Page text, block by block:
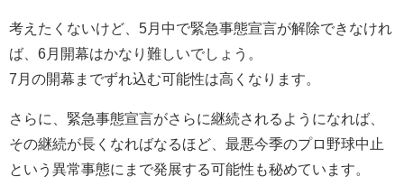
考えたくないけど、5月中で緊急事態宣言が解除できなけれ
ば、6月開幕はかなり難しいでしょう。
7月の開幕までずれ込む可能性は高くなります。
さらに、緊急事態宣言がさらに継続されるようになれば、
その継続が長くなればなるほど、最悪今季のプロ野球中止
という異常事態にまで発展する可能性も秘めています。